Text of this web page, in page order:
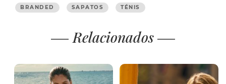
BRANDED SAPATOS TÉNIS
Relacionados